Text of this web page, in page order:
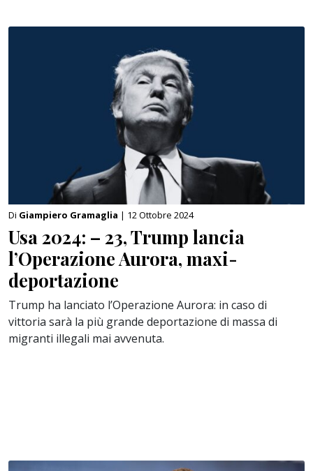
Di Giampiero Gramaglia | 12 Ottobre 2024
Usa 2024: – 23, Trump lancia
l’Operazione Aurora, maxi-
deportazione
Trump ha lanciato l’Operazione Aurora: in caso di
vittoria sarà la più grande deportazione di massa di
migranti illegali mai avvenuta.